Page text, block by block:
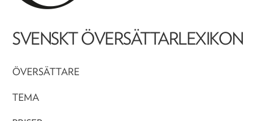
SVENSKT ÖVERSÄTTARLEXIKON
ÖVERSÄTTARE
TEMA